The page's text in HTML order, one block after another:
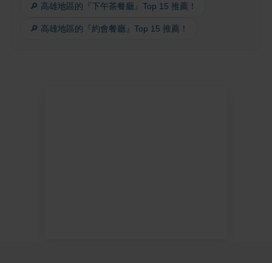
🔎 高雄地區的『下午茶餐廳』Top 15 推薦！
🔎 高雄地區的『約會餐廳』Top 15 推薦！